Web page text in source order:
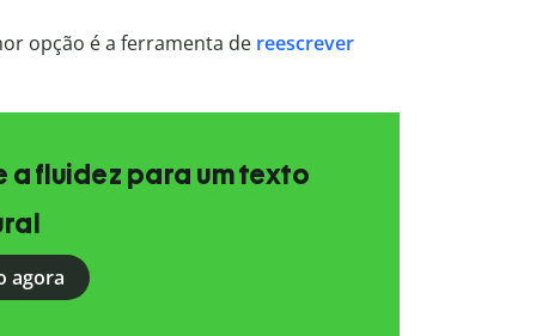
opção é a ferramenta de reescrever
a fluidez para um texto
agora